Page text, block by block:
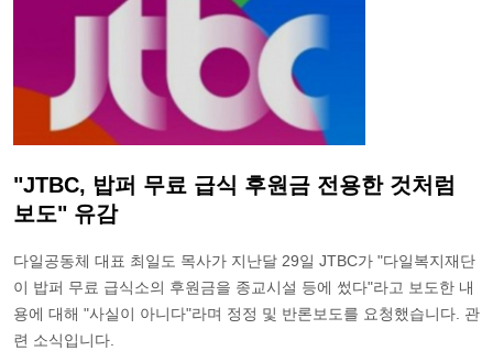
"JTBC, 밥퍼 무료 급식 후원금 전용한 것처럼
보도" 유감
다일공동체 대표 최일도 목사가 지난달 29일 JTBC가 "다일복지재단
이 밥퍼 무료 급식소의 후원금을 종교시설 등에 썼다"라고 보도한 내
용에 대해 "사실이 아니다"라며 정정 및 반론보도를 요청했습니다. 관
련 소식입니다.